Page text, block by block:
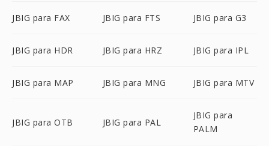
JBIG para FAX JBIG para FTS JBIG para G3
JBIG para HDR JBIG para HRZ JBIG para IPL
JBIG para MAP JBIG para MNG JBIG para MTV
JBIG para OTB JBIG para PAL
JBIG para
PALM